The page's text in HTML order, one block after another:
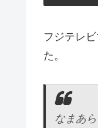
フジテレ
た。
なまあ